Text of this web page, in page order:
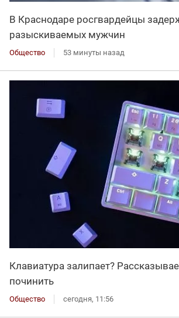
В Краснодаре росгвардейцы
разыскиваемых мужчин
Общество 53 минуты назад
Клавиатура залипает?
починить
Общество сегодня, 11:56